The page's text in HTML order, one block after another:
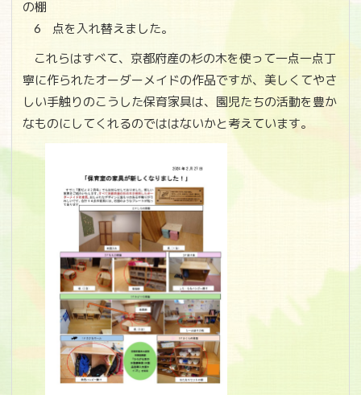
の棚
6
点を入れ替えました。
これらはすべて、京都府産の杉の木を使って一点一点丁
寧に作られたオーダーメイドの作品ですが、美しくてやさ
しい手触りのこうした保育家具は、園児たちの活動を豊か
なものにしてくれるのでははないかと考えています。